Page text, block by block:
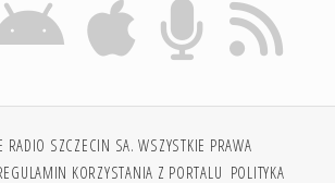
SZCZECIN SA. WSZYSTKIE PRAWA
KORZYSTANIA Z PORTALU POLITYKA